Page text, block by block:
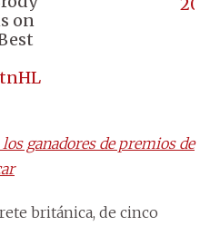
on
los ganadores de premios de
británica, de cinco